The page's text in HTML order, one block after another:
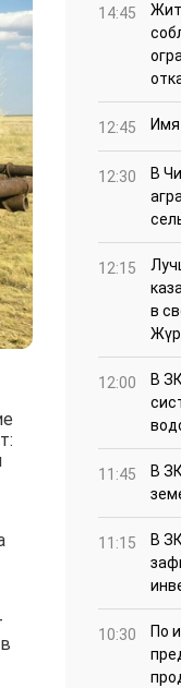
14:45
12:45
12:30
В
12:15
в
12:00
В
11:45
В
11:15
В
10:30
По